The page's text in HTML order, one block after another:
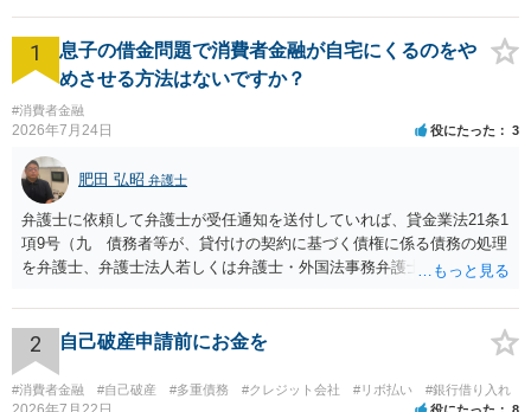
さんの財産を調査する必要がある場合は（典型的には持ち家がある場
合です）、管財費用として別途２０万円ほどかかります。これは法テ
み立てる必要があります。 法テラスは一定の収入以下でないと援助が
めにあるからです。 一般的な弁護士費用の相場としては３３万円前後
だと思います。 管財事件であればこの金額に別途２０万円前後かかり
ます。 ③国民保険から外されることはありませんが、一定の職に就け
なくなることは事実です。 ただし、死ぬまで就けないわけではなく、
あくまで破産の手続が終わるまでの間就けないというだけです。 自己
これらの職業につくことが可能です。 具体的にどのような職業制限が
かかるかについては各職業を規律する個別の法律毎に規定されていま
す。 「自己破産 職業制限」とネットで検索されるといいです。
1
息子の借金問題で消費者金融が自宅にくるのをや
めさせる方法はないですか？
#消費者金融
2026年7月24日 役にたった 3
肥田 弘昭 弁護士
弁護士に依頼して弁護士が受任通知を送付していれば、貸金業法21条1
項9号（九 債務者等が、貸付けの契約に基づく債権に係る債務の処理
を弁護士、弁護士法人若しくは弁護士・外国法事務弁護士共同法人若
等」という。）に委託し、又はその処理のため必要な裁判所における
民事事件に関する手続をとり、弁護士等又は裁判所から書面によりそ
の旨の通知があつた場合において、正当な理由がないのに、債務者等
に対し、電話をかけ、電報を送達し、若しくはファクシミリ装置を用
2 自己破産申請前にお金を
#消費者金融 #自己破産 #多重債務 #クレジット会社 #リボ払い #銀行借り入れ